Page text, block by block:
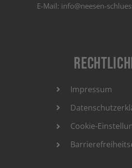
E-Mail: info@neesen-
Impressum
Cookie-